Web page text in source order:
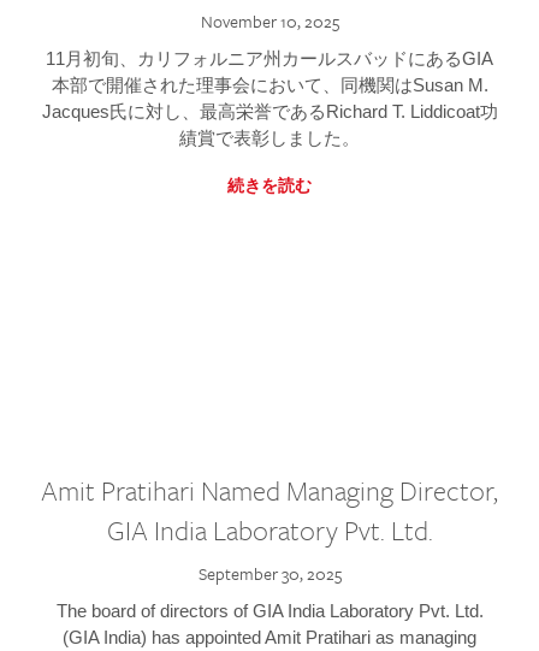
November 10, 2025
11月初旬、カリフォルニア州カールスバッドにあるGIA
本部で開催された理事会において、同機関はSusan M.
Jacques氏に対し、最高栄誉であるRichard T. Liddicoat功
績賞で表彰しました。
続きを読む
Amit Pratihari Named Managing Director,
GIA India Laboratory Pvt. Ltd.
September 30, 2025
The board of directors of GIA India Laboratory Pvt. Ltd.
(GIA India) has appointed Amit Pratihari as managing